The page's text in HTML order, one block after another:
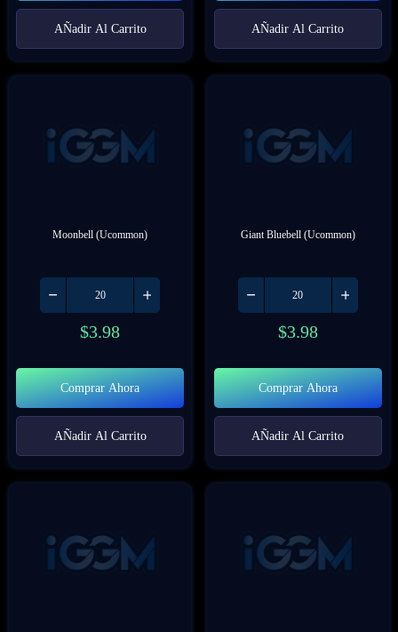
AÑadir Al Carrito AÑadir Al Carrito
Moonbell (Ucommon)
$3.98
Comprar Ahora
AÑadir Al Carrito
Giant Bluebell (Ucommon)
$3.98
Comprar Ahora
AÑadir Al Carrito